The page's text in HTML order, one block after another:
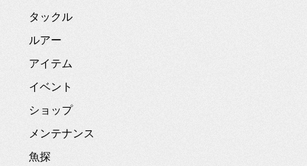
タックル
ルアー
アイテム
イベント
ショップ
メンテナンス
魚探